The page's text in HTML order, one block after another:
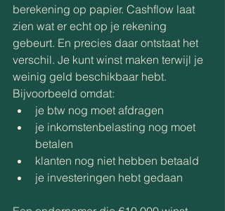
berekening op papier. Cashflow laat
zien wat er echt op je rekening
gebeurt. En precies daar ontstaat het
verschil. Je kunt winst maken terwijl je
weinig geld beschikbaar hebt.
Bijvoorbeeld omdat:
je btw nog moet afdragen
je inkomstenbelasting nog moet
betalen
klanten nog niet hebben betaald
je investeringen hebt gedaan